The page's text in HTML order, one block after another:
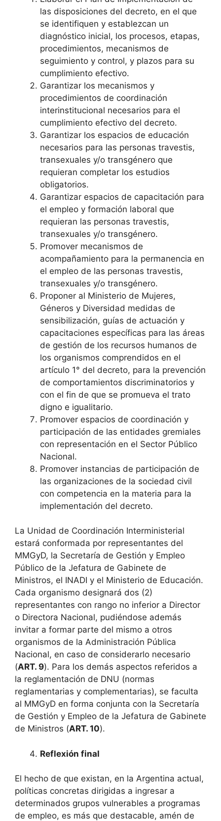
las disposiciones del decreto, en el que
se identifiquen y establezcan un
diagnóstico inicial, los procesos, etapas,
procedimientos, mecanismos de
seguimiento y control, y plazos para su
cumplimiento efectivo.
Garantizar los mecanismos y
procedimientos de coordinación
interinstitucional necesarios para el
cumplimiento efectivo del decreto.
Garantizar los espacios de educación
necesarios para las personas travestis,
transexuales y/o transgénero que
requieran completar los estudios
obligatorios.
Garantizar espacios de capacitación para
el empleo y formación laboral que
requieran las personas travestis,
transexuales y/o transgénero.
Promover mecanismos de
acompañamiento para la permanencia en
el empleo de las personas travestis,
transexuales y/o transgénero.
Proponer al Ministerio de Mujeres,
Géneros y Diversidad medidas de
sensibilización, guías de actuación y
capacitaciones específicas para las áreas
de gestión de los recursos humanos de
los organismos comprendidos en el
artículo 1° del decreto, para la prevención
de comportamientos discriminatorios y
con el fin de que se promueva el trato
digno e igualitario.
Promover espacios de coordinación y
participación de las entidades gremiales
con representación en el Sector Público
Nacional.
Promover instancias de participación de
las organizaciones de la sociedad civil
con competencia en la materia para la
implementación del decreto.
La Unidad de Coordinación Interministerial
estará conformada por representantes del
MMGyD, la Secretaría de Gestión y Empleo
Público de la Jefatura de Gabinete de
Ministros, el INADI y el Ministerio de Educación.
Cada organismo designará dos (2)
representantes con rango no inferior a Director
o Directora Nacional, pudiéndose además
invitar a formar parte del mismo a otros
organismos de la Administración Pública
Nacional, en caso de considerarlo necesario
(ART. 9). Para los demás aspectos referidos a
la reglamentación de DNU (normas
reglamentarias y complementarias), se faculta
al MMGyD en forma conjunta con la Secretaría
de Gestión y Empleo de la Jefatura de Gabinete
de Ministros (ART. 10).
Reflexión final
El hecho de que existan, en la Argentina actual,
políticas concretas dirigidas a ingresar a
determinados grupos vulnerables a programas
de empleo, es más que destacable, amén de